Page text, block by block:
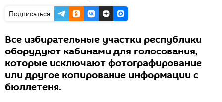
Подписаться
Все избирательные участки республики
оборудуют кабинами для голосования,
которые исключают фотографирование
или другое копирование информации с
бюллетеня.